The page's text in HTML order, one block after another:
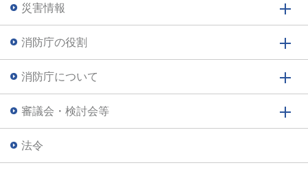
災害情報
消防庁の役割
消防庁について
審議会・検討会等
法令